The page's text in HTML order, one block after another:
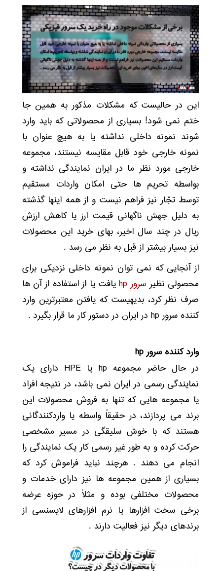
این در حالیست که مشکلات مذکور به همین جا
ختم نمی شود! بسیاری از محصولاتی که باید وارد
شوند نمونه داخلی نداشته یا به هیچ عنوان با
نمونه خارجی خود قابل مقایسه نیستند، مجموعه
خارجی مورد نظر ما در ایران نمایندگی نداشته و
بواسطه تحریم ها حتی امکان واردات مستقیم
توسط تجّار نیز فراهم نیست و از همه اینها گذشته
به دلیل جهش ناگهانی قیمت ارز یا کاهش ارزش
ریال در چند سال اخیر، بهای خرید این محصولات
نیز بسیار بیشتر از قبل به نظر می رسد .
از آنجایی که نمی توان نمونه داخلی نزدیکی برای
محصولی نظیرسرور hp
یافت یا از استفاده از آن ها
صرف نظر کرد، بدیهیست که یافتن معتبرترین وارد
کننده سرور hp در ایران در دستور کار ما قرار بگیرد .
وارد کننده سرورhp
در حال حاضر مجموعه hp یا HPE دارای یک
نمایندگی رسمی در ایران نمی باشد، در نتیجه افراد
یا مجموعه هایی که تنها به فروش محصولات این
برند می پردازند، در حقیقاً واسطه یا واردکنندگانی
هستند که با خوش سلیقگی در مسیر مشخصی
حرکت کرده و به طور غیر رسمی کار یک نمایندگی را
انجام می دهند . هرچند نباید فراموش کرد که
بسیاری از همین مجموعه ها نیز دارای خدمات و
محصولات مختلفی بوده و مثلاً در حوزه عرضه
برخی سخت افزارها یا نرم افزارهای لایسنسی از
برندهای دیگر نیز فعالیت دارند .